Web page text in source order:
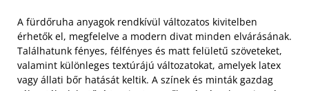
A fürdőruha anyagok rendkívül változatos kivitelben
érhetők el, megfelelve a modern divat minden elvárásának.
Találhatunk fényes, félfényes és matt felületű szöveteket,
valamint különleges textúrájú változatokat, amelyek latex
vagy állati bőr hatását keltik. A színek és minták gazdag